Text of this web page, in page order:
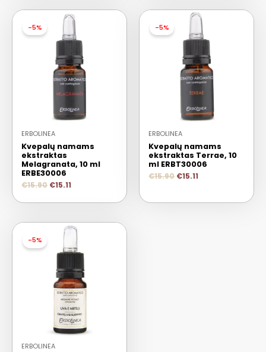
-5%
ERBOLINEA
Kvepalų namams
ekstraktas
Melagranata, 10 ml
ERBE30006
€15.90 €15.11
-5%
ERBOLINEA
Kvepalų namams
ekstraktas Terrae, 10
ml ERBT30006
€15.90 €15.11
-5%
ERBOLINEA